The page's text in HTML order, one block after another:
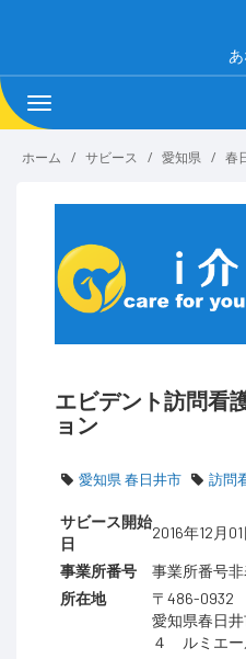
Toggle
navigation
ホーム サビース 愛知県 春
エビデント訪問看
ョン
愛知県 春日井市 訪問
サビース開始
日
2016年12月01
事業所番号
事業所番号
所在地
〒486-0932
愛知県春日
４ ルミエー